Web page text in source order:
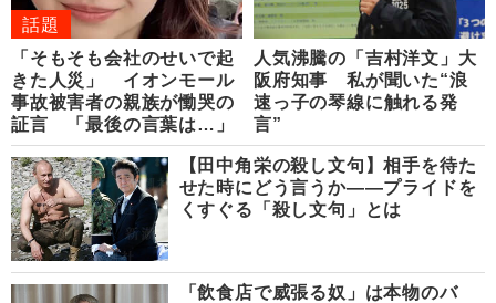
話題
「そもそも会社のせいで起
きた人災」 イオンモール
事故被害者の親族が慟哭の
証言 「最後の言葉は…」
人気沸騰の「吉村洋文」大
阪府知事 私が聞いた“浪
速っ子の琴線に触れる発
言”
【田中角栄の殺し文句】相手を待た
せた時にどう言うか――プライドを
くすぐる「殺し文句」とは
「飲食店で威張る奴」は本物のバ